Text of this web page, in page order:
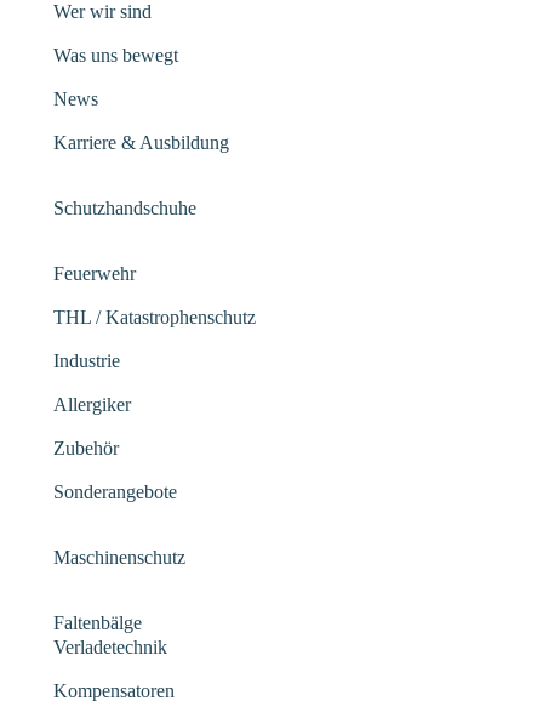
Wer wir sind
Was uns bewegt
News
Karriere & Ausbildung
Schutzhandschuhe
Feuerwehr
THL / Katastrophenschutz
Industrie
Allergiker
Zubehör
Sonderangebote
Maschinenschutz
Faltenbälge
Verladetechnik
Kompensatoren